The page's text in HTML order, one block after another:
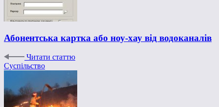
Абонентська картка або ноу-хау від водоканалів
Читати статтю
Суспільство